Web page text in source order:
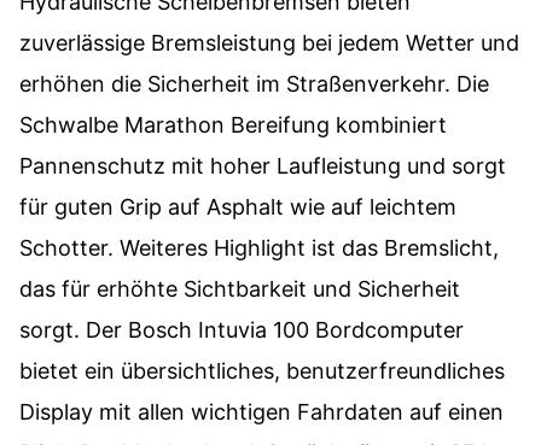
zuverlässige Bremsleistung bei jedem Wetter und
erhöhen die Sicherheit im Straßenverkehr. Die
Schwalbe Marathon Bereifung kombiniert
Pannenschutz mit hoher Laufleistung und sorgt
für guten Grip auf Asphalt wie auf leichtem
Schotter. Weiteres Highlight ist das Bremslicht,
das für erhöhte Sichtbarkeit und Sicherheit
sorgt. Der Bosch Intuvia 100 Bordcomputer
bietet ein übersichtliches, benutzerfreundliches
Display mit allen wichtigen Fahrdaten auf einen